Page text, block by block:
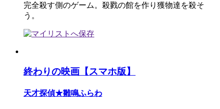
完全殺す側のゲーム。殺戮の館を作り獲物達を殺そ
う。
終わりの映画【スマホ版】
天才探偵★雛鳴ふらわ